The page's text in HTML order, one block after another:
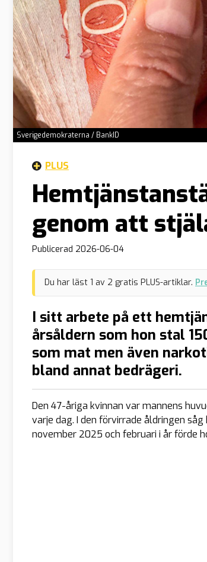
Sverigedemokraterna / BankID
PLUS
genom att
Publicerad 2026-06-04
Du har läst 1 av 2 gratis PLUS-artiklar.
I sitt arbete på ett
årsåldern som hon stal
som mat men även
bland annat bedrägeri.
Den 47-åriga kvinnan var mannens
varje dag. I den förvirrade åldringen
november 2025 och februari i år förde